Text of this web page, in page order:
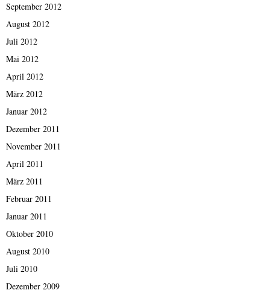
September 2012
August 2012
Juli 2012
Mai 2012
April 2012
März 2012
Januar 2012
Dezember 2011
November 2011
April 2011
März 2011
Februar 2011
Januar 2011
Oktober 2010
August 2010
Juli 2010
Dezember 2009